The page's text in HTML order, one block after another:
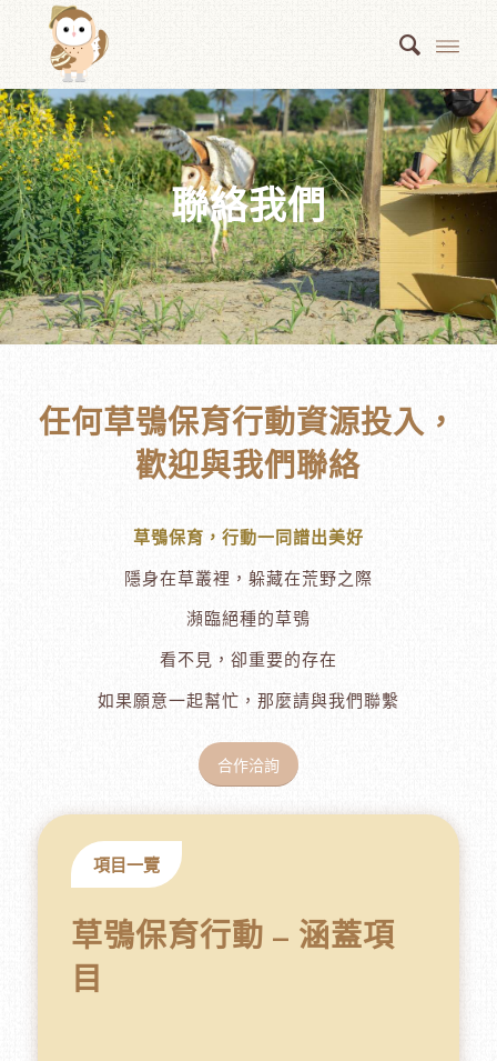
聯絡我們
任何草鴞保育行動資源投入，
歡迎與我們聯絡
草鴞保育，行動一同譜出美好
隱身在草叢裡， 躲藏在荒野之際
瀕臨絕種的草鴞
看不見，卻重要的存在
如果願意一起幫忙，那麼請與我們聯繫
合作洽詢
項目一覽
草鴞保育行動 – 涵蓋項
目